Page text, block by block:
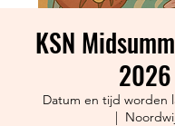
KSN
2026
Datum en tijd worden
  |